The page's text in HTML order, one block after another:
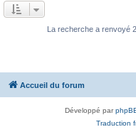
La recherche a renvoyé
Accueil du forum
Développé par
Traduction